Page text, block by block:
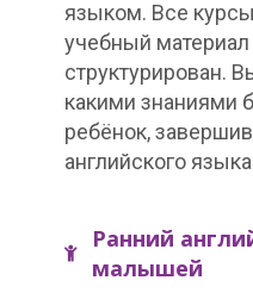
языком. Все
учебный материал
структурирован.
какими знаниями
ребёнок,
английского
Ранний
малышей